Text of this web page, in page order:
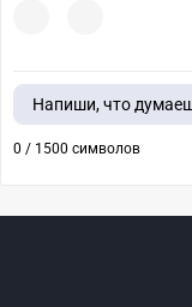
Напиши, что
0 / 1500 символов